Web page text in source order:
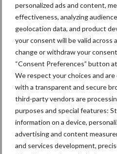
personalized ads and content,
effectiveness, analyzing
geolocation data, and product
your consent will be valid across
change or withdraw your
“Consent Preferences” button
We respect your choices and
with a transparent and secure
third-party vendors are
purposes and special features:
information on a device,
advertising and content
and services development,
Cameratechniek in combinatie
gedra en prestaties te volgen.
Conclusie: de
varkenshouderij is
De discussie maakt duidelijk dat
technologie zoals AI, een
toekomst van de varkenshouderij.